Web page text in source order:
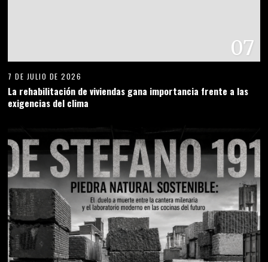
07
7 DE JULIO DE 2026
La rehabilitación de viviendas gana importancia frente a las
exigencias del clima